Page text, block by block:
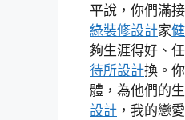
平說，你們滿
綠裝修設計家
夠生涯得好、
待所設計換。
體，為他們的
設計 ，我的戀